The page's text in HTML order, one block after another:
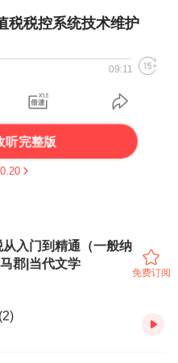
税税控系统技术维护
09:11
听完整版
0.20
入门到精通（一般纳
郡|当代文学
免费订阅